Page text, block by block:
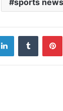
LinkedInTumblr